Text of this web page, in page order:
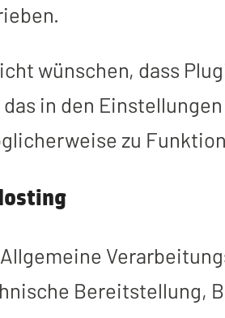
wünschen, dass
in den
zu
Bereitstellung,